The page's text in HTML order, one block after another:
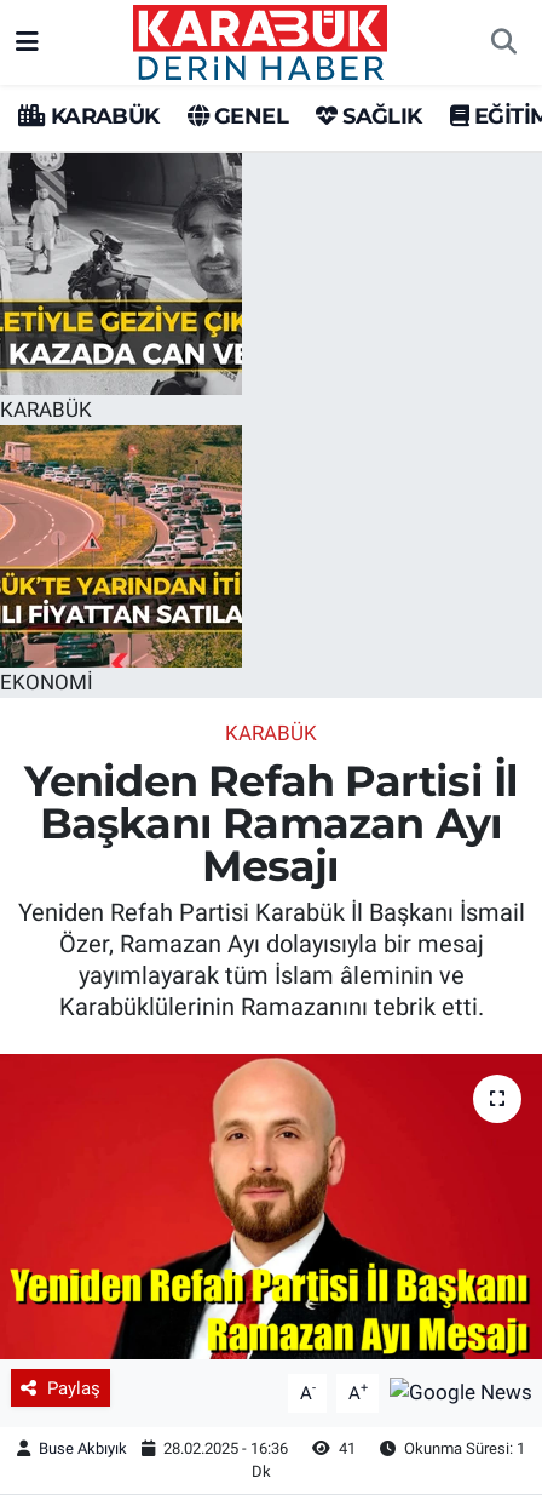
KARABÜK GENEL SAĞLIK
KARABÜK
EKONOMİ
KARABÜK
Yeniden Refah Partisi İl
Başkanı Ramazan Ayı
Mesajı
Yeniden Refah Partisi Karabük İl Başkanı İsmail
Özer, Ramazan Ayı dolayısıyla bir mesaj
yayımlayarak tüm İslam âleminin ve
Karabüklülerinin Ramazanını tebrik etti.
Paylaş A- A+
Buse Akbıyık 28.02.2025 - 16:36 41
Okunma Süresi: 1
Dk
Karabük Hava Durumu
Karabük Trafik Yoğunluk Haritası
Süper Lig Puan Durumu ve Fikstür
Tüm Manşetler
Son Dakika Haberleri
Haber Arşivi